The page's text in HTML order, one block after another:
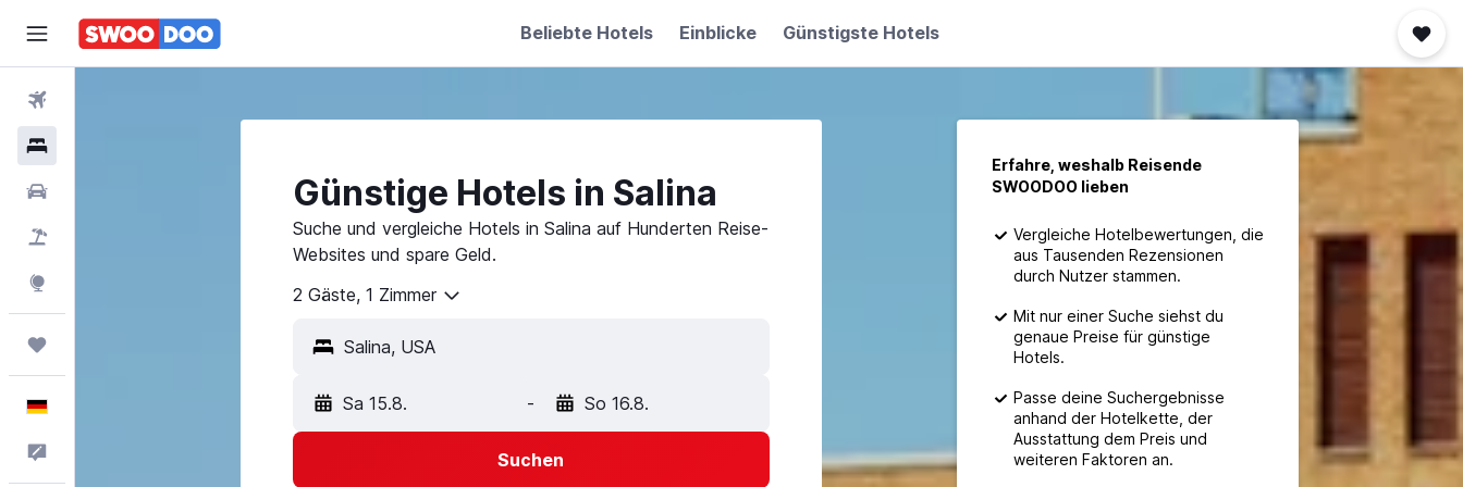
Beliebte Hotels Einblicke Günstigste Hotels
Günstige Hotels in Salina
Suche und vergleiche Hotels in Salina auf Hunderten Reise-
Websites und spare Geld.
2 Gäste, 1 Zimmer
Sa 15.8. - So 16.8.
Suchen
Erfahre, weshalb Reisende
SWOODOO lieben
Vergleiche Hotelbewertungen, die
aus Tausenden Rezensionen
durch Nutzer stammen.
Mit nur einer Suche siehst du
genaue Preise für günstige
Hotels.
Passe deine Suchergebnisse
anhand der Hotelkette, der
Ausstattung dem Preis und
weiteren Faktoren an.